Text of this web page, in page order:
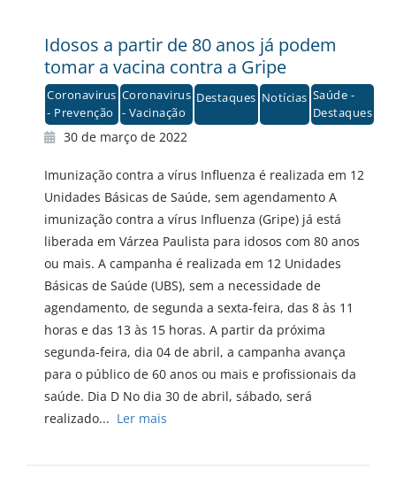
Idosos a partir de 80 anos já podem
tomar a vacina contra a Gripe
Coronavirus
- Prevenção
Coronavirus
- Vacinação
Destaques Notícias Saúde -
Destaques
30 de março de 2022
Imunização contra a vírus Influenza é realizada em 12
Unidades Básicas de Saúde, sem agendamento A
imunização contra a vírus Influenza (Gripe) já está
liberada em Várzea Paulista para idosos com 80 anos
ou mais. A campanha é realizada em 12 Unidades
Básicas de Saúde (UBS), sem a necessidade de
agendamento, de segunda a sexta-feira, das 8 às 11
horas e das 13 às 15 horas. A partir da próxima
segunda-feira, dia 04 de abril, a campanha avança
para o público de 60 anos ou mais e profissionais da
saúde. Dia D No dia 30 de abril, sábado, será
realizado... Ler mais